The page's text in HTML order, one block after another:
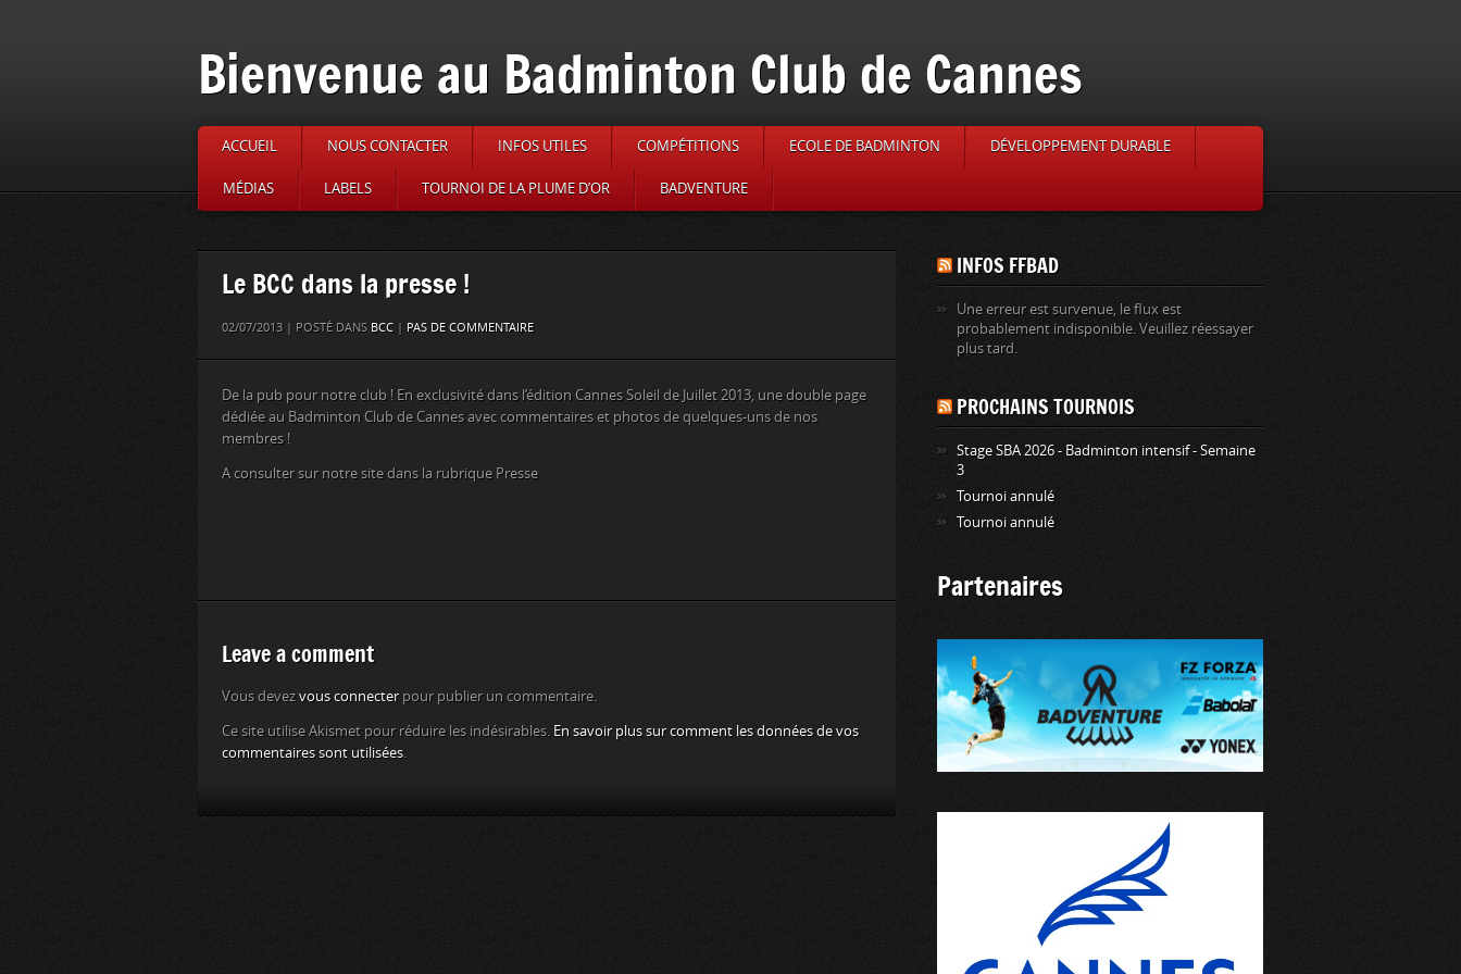
Bienvenue au Badminton Club de Cannes
ACCUEIL NOUS CONTACTER INFOS UTILES COMPÉTITIONS ECOLE DE BADMINTON DÉVELOPPEMENT DURABLE
MÉDIAS LABELS TOURNOI DE LA PLUME D’OR BADVENTURE
Le BCC dans la presse !
02/07/2013 | POSTÉ DANS BCC | PAS DE COMMENTAIRE
De la pub pour notre club ! En exclusivité dans l’édition Cannes Soleil de Juillet 2013, une double page
dédiée au Badminton Club de Cannes avec commentaires et photos de quelques-uns de nos
membres !
A consulter sur notre site dans la rubrique Presse
Leave a comment
Vous devez vous connecterpour publier un commentaire.
Ce site utilise Akismet pour réduire les indésirables. En savoir plus sur comment les données de vos
commentaires sont utilisées.
INFOS FFBAD
Une erreur est survenue, le flux est
probablement indisponible. Veuillez réessayer
plus tard.
PROCHAINS TOURNOIS
Stage SBA 2026 - Badminton intensif - Semaine
3
Tournoi annulé
Tournoi annulé
Partenaires